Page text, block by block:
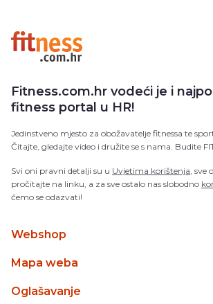
Fitness.com.hr vodeći je i
fitness portal u HR!
Jedinstveno mjesto za obožavatelje fitnessa te
Čitajte, gledajte video i družite se s nama. Budite
Svi oni pravni detalji su u Uvjetima korištenja , sve o
pročitajte na linku, a za sve ostalo nas slobodno
ćemo se odazvati!
Webshop
Mapa weba
Oglašavanje